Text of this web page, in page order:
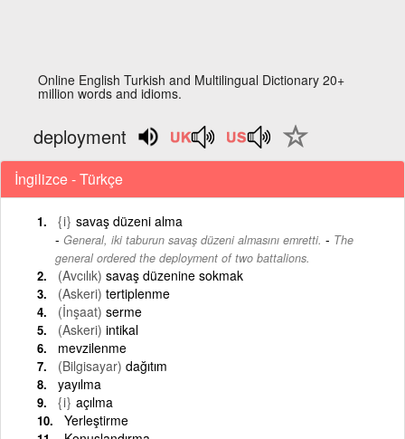
Online English Turkish and Multilingual Dictionary 20+
million words and idioms.
deployment
İngilizce - Türkçe
{i} savaş düzeni alma
General, iki taburun savaş düzeni almasını emretti. - The
general ordered the deployment of two battalions.
(Avcılık) savaş düzenine sokmak
(Askeri) tertiplenme
(İnşaat) serme
(Askeri) intikal
mevzilenme
(Bilgisayar) dağıtım
yayılma
{i} açılma
Yerleştirme